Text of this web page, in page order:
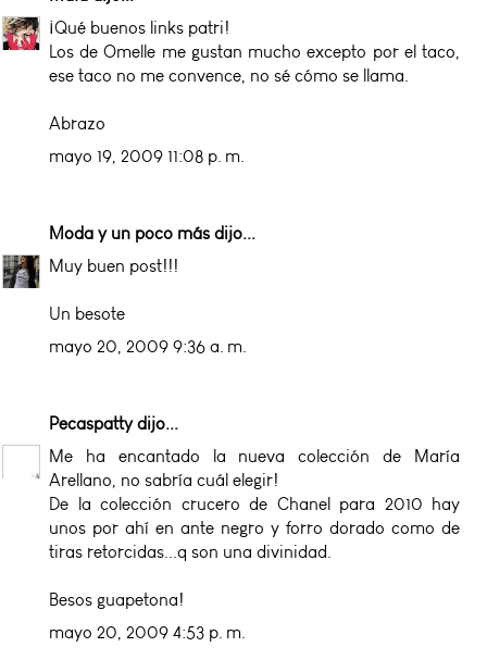
¡Qué buenos links patri!
Los de Omelle me gustan mucho excepto por el taco,
ese taco no me convence, no sé cómo se llama.
Abrazo
mayo 19, 2009 11:08 p. m.
Moda y un poco más dijo...
Muy buen post!!!
Un besote
mayo 20, 2009 9:36 a. m.
Pecaspattydijo...
Me ha encantado la nueva colección de María
Arellano, no sabría cuál elegir!
De la colección crucero de Chanel para 2010 hay
unos por ahí en ante negro y forro dorado como de
tiras retorcidas...q son una divinidad.
Besos guapetona!
mayo 20, 2009 4:53 p. m.